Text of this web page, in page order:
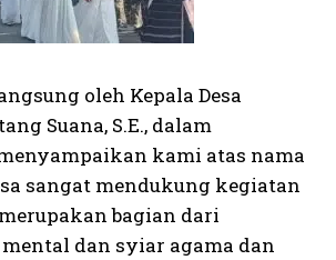
oleh Kepala Desa
Suana, S.E., dalam
kami atas nama
sangat mendukung kegiatan
bagian dari
dan syiar agama dan